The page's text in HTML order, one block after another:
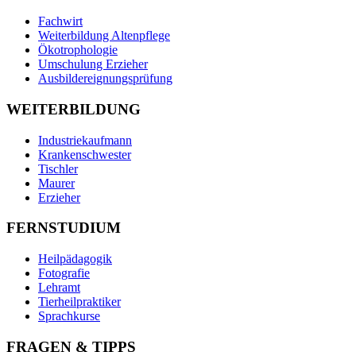
Fachwirt
Weiterbildung Altenpflege
Ökotrophologie
Umschulung Erzieher
Ausbildereignungsprüfung
WEITERBILDUNG
Industriekaufmann
Krankenschwester
Tischler
Maurer
Erzieher
FERNSTUDIUM
Heilpädagogik
Fotografie
Lehramt
Tierheilpraktiker
Sprachkurse
FRAGEN & TIPPS